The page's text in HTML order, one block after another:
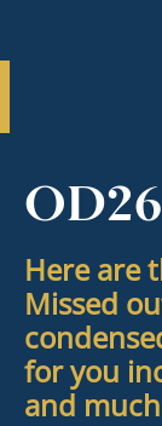
Here are
Missed
for you
and